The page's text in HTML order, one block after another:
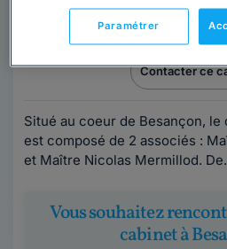
Avocat au barreau
Doubs
Contacter ce
Situé au coeur de Besançon, le
est composé de 2 associés :
et Maître Nicolas Mermillod.
Vous souhaitez
cabinet à
Paramétrer